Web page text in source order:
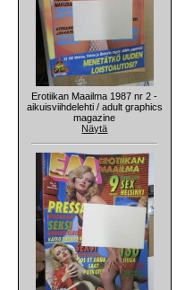
Erotiikan Maailma 1987 nr 2 -
aikuisviihdelehti / adult graphics
magazine
Näytä